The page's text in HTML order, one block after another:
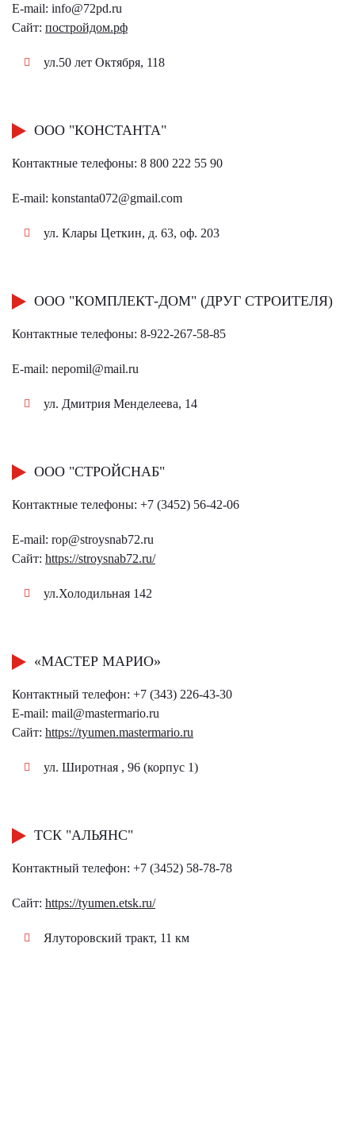
E-mail: info@72pd.ru
Сайт: постройдом.рф​
ул.50 лет Октября, 118
ООО "КОНСТАНТА"
Контактные телефоны: 8 800 222 55 90
E-mail: konstanta072@gmail.com
ул. Клары Цеткин, д. 63, оф. 203
ООО "КОМПЛЕКТ-ДОМ" (ДРУГ СТРОИТЕЛЯ)
Контактные телефоны: 8-922-267-58-85
E-mail: nepomil@mail.ru
ул. Дмитрия Менделеева, 14
ООО "СТРОЙСНАБ"
Контактные телефоны: +7 (3452) 56-42-06
E-mail: rop@stroysnab72.ru
Сайт: https://stroysnab72.ru/
ул.Холодильная 142
«МАСТЕР МАРИО»
Контактный телефон: +7 (343) 226-43-30
E-mail: mail@mastermario.ru
Сайт: https://tyumen.mastermario.ru
ул. Широтная , 96 (корпус 1)
ТСК "АЛЬЯНС"
Контактный телефон: +7 (3452) 58-78-78
Сайт: https://tyumen.etsk.ru/
Ялуторовский тракт, 11 км